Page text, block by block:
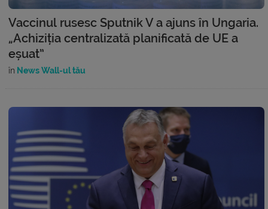
Vaccinul rusesc Sputnik V a ajuns în Ungaria.
„Achiziția centralizată planificată de UE a
eșuat”
în News Wall-ul tău